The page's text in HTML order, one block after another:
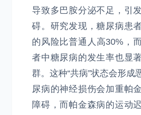
导致多巴胺分泌不足，引
碍。研究发现，糖尿病患
的风险比普通人高30%，
者中糖尿病的发生率也显
群。这种“共病”状态会形成
尿病的神经损伤会加重帕
障碍，而帕金森病的运动